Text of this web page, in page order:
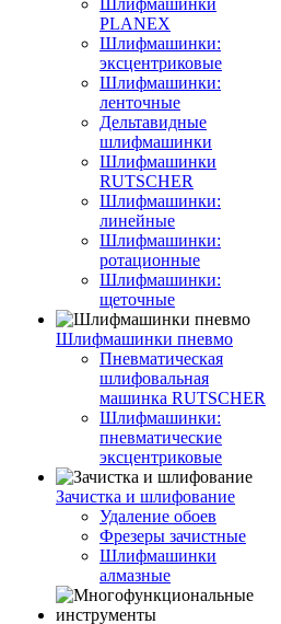
Шлифмашинки
PLANEX
Шлифмашинки:
эксцентриковые
Шлифмашинки:
ленточные
Дельтавидные
шлифмашинки
Шлифмашинки
RUTSCHER
Шлифмашинки:
линейные
Шлифмашинки:
ротационные
Шлифмашинки:
щеточные
Шлифмашинки пневмо
Пневматическая
шлифовальная
машинка RUTSCHER
Шлифмашинки:
пневматические
эксцентриковые
Зачистка и шлифование
Удаление обоев
Фрезеры зачистные
Шлифмашинки
алмазные